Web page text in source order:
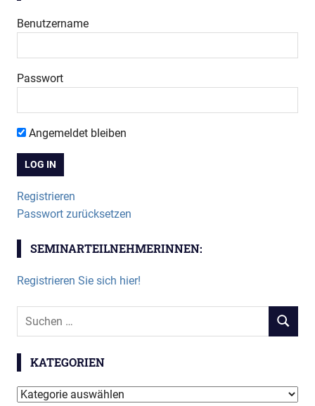
Benutzername
Passwort
Angemeldet bleiben
Registrieren
Passwort zurücksetzen
SEMINARTEILNEHMERINNEN:
Registrieren Sie sich hier!
Suchen
SUCHEN
KATEGORIEN
Kategorien